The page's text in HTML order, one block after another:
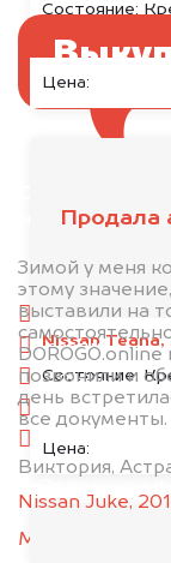
Состояние:
Цена:
Nissan Teana,
Состояние:
Цена:
Продала
Зимой у меня
этому
выставили на
позвонили и
день
все документы.
Виктория,
Nissan Juke,
минуту
1.
спереди
сзади
слева
справа
салон
MAX